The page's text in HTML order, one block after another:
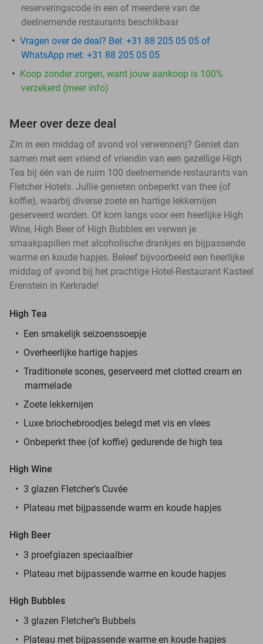
reserveringscode in een of meerdere van de
deelnemende restaurants beschikbaar
Vragen over de deal? Bel: +31 88 205 05 05 of
WhatsApp met: +31 88 205 05 05
Koop zonder zorgen, want jouw aankoop is 100%
verzekerd (meer info)
Meer over deze deal
Zin in een middag of avond vol verwennerij? Geniet dan
samen met een vriend of vriendin van een gezellige High
Tea bij één van de ruim 100 deelnemende restaurants van
Fletcher Hotels. Jullie genieten onbeperkt van thee (of
koffie), waarbij diverse zoete en hartige lekkernijen
geserveerd worden. Of kom langs voor een heerlijke High
Wine, High Beer of High Bubbles en verwen je
smaakpapillen met alcoholische drankjes en bijpassende
warme en koude hapjes. Beleef bijvoorbeeld een heerlijke
middag of avond bij het prachtige Hotel-Restaurant Kasteel
Erenstein in Kerkrade!
High Tea
Een smakelijk seizoenssoepje
Overheerlijke hartige hapjes
Traditionele scones, geserveerd met clotted cream en
marmelade
Zoete lekkernijen
Luxe briochebroodjes belegd met vis en vlees
Onbeperkt thee (of koffie) gedurende de high tea
High Wine
3 glazen Fletcher’s Cuvée
Plateau met bijpassende warm en koude hapjes
High Beer
3 proefglazen speciaalbier
Plateau met bijpassende warme en koude hapjes
High Bubbles
3 glazen Fletcher’s Bubbels
Plateau met bijpassende warme en koude hapjes